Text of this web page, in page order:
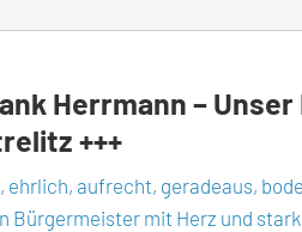
Herrmann –
+++
ehrlich, aufrecht, geradeaus,
Bürgermeister mit Herz und